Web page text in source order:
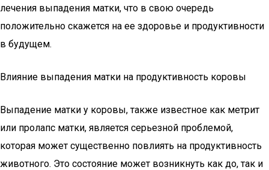
лечения выпадения матки, что в свою очередь
положительно скажется на ее здоровье и продуктивности
в будущем.
Влияние выпадения матки на продуктивность коровы
Выпадение матки у коровы, также известное как метрит
или пролапс матки, является серьезной проблемой,
которая может существенно повлиять на продуктивность
животного. Это состояние может возникнуть как до, так и